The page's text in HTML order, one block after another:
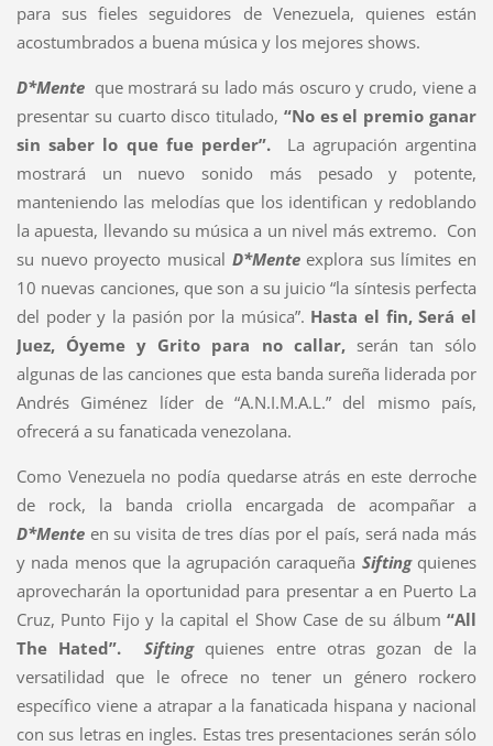
para sus fieles seguidores de Venezuela, quienes están
acostumbrados a buena música y los mejores shows.
D*Menteque mostrará su lado más oscuro y crudo, viene a
presentar su cuarto disco titulado, “No es el premio ganar
sin saber lo que fue perder”. La agrupación argentina
mostrará un nuevo sonido más pesado y potente,
manteniendo las melodías que los identifican y redoblando
la apuesta, llevando su música a un nivel más extremo. Con
su nuevo proyecto musical D*Menteexplora sus límites en
10 nuevas canciones, que son a su juicio “la síntesis perfecta
del poder y la pasión por la música”. Hasta el fin, Será el
Juez, Óyeme y Grito para no callar,serán tan sólo
algunas de las canciones que esta banda sureña liderada por
Andrés Giménez líder de “A.N.I.M.A.L.” del mismo país,
ofrecerá a su fanaticada venezolana.
Como Venezuela no podía quedarse atrás en este derroche
de rock, la banda criolla encargada de acompañar a
D*Mente en su visita de tres días por el país, será nada más
y nada menos que la agrupación caraqueña Siftingquienes
aprovecharán la oportunidad para presentar a en Puerto La
Cruz, Punto Fijo y la capital el Show Case de su álbum“All
The Hated”.
Siftingquienes entre otras gozan de la
versatilidad que le ofrece no tener un género rockero
específico viene a atrapar a la fanaticada hispana y nacional
con sus letras en ingles. Estas tres presentaciones serán sólo